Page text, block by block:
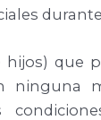
hijos) que
ninguna